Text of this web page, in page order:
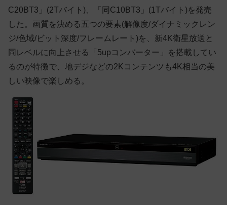
C20BT3」(2Tバイト)、「同C10BT3」(1Tバイト)を発売
した。画質を決める五つの要素(解像度/ダイナミックレン
ジ/色域/ビット深度/フレームレート)を、新4K衛星放送と
同レベルに向上させる「5upコンバーター」を搭載してい
るのが特徴で、地デジなどの2Kコンテンツも4K相当の美
しい映像で楽しめる。